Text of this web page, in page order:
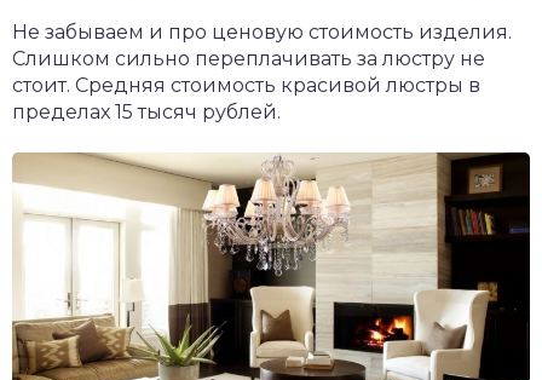
Не забываем и про ценовую стоимость изделия.
Слишком сильно переплачивать за люстру не
стоит. Средняя стоимость красивой люстры в
пределах 15 тысяч рублей.